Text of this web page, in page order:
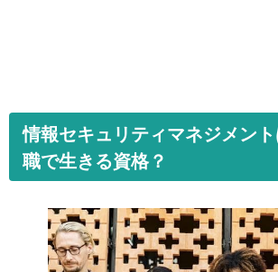
情報セキュリティマネジメン
職で生きる資格？